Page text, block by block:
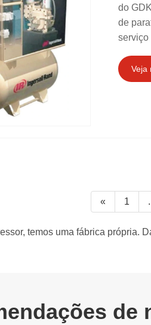
do
de
serviço
Veja
« 1
temos uma fábrica própria.
de